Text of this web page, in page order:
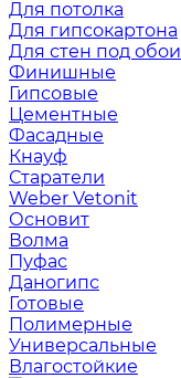
Для потолка
Для гипсокартона
Для стен под обои
Финишные
Гипсовые
Цементные
Фасадные
Кнауф
Старатели
Weber Vetonit
Основит
Волма
Пуфас
Даногипс
Готовые
Полимерные
Универсальные
Влагостойкие